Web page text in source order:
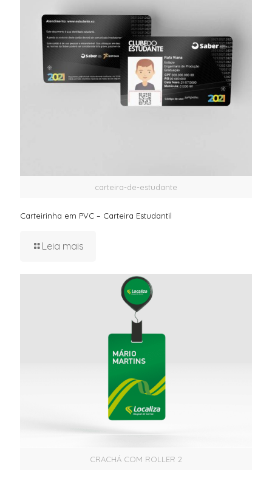
carteira-de-estudante
Carteirinha em PVC – Carteira Estudantil
Leia mais
CRACHÁ COM ROLLER 2